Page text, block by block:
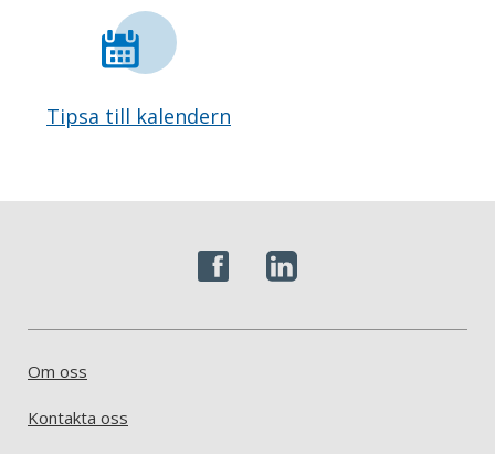
Tipsa till kalendern
Om oss
Kontakta oss